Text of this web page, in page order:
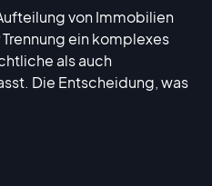
von Immobilien
ein komplexes
als auch
Die Entscheidung, was